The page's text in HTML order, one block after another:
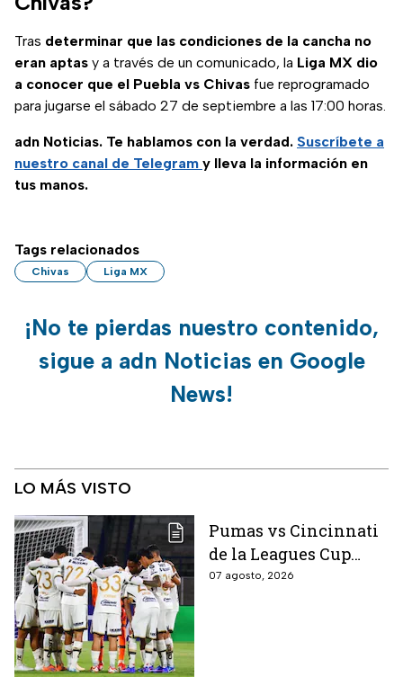
Tras determinar que las condiciones de la cancha no
eran aptas y a través de un comunicado, la Liga MX dio
a conocer que el Puebla vs Chivas fue reprogramado
para jugarse el sábado 27 de septiembre a las 17:00 horas.
adn Noticias. Te hablamos con la verdad. Suscríbete a
nuestro canal de Telegram y lleva la información en
tus manos.
Tags relacionados
Chivas Liga MX
¡No te pierdas nuestro contenido,
sigue a adn Noticias en Google
News!
LO MÁS VISTO
Pumas vs Cincinnati
de la Leagues Cup
2026 es pospuesto
07 agosto, 2026